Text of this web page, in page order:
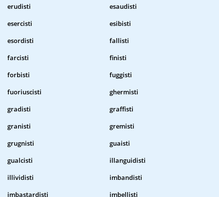
erudisti
esaudisti
esercisti
esibisti
esordisti
fallisti
farcisti
finisti
forbisti
fuggisti
fuoriuscisti
ghermisti
gradisti
graffisti
granisti
gremisti
grugnisti
guaisti
gualcisti
illanguidisti
illividisti
imbandisti
imbastardisti
imbellisti